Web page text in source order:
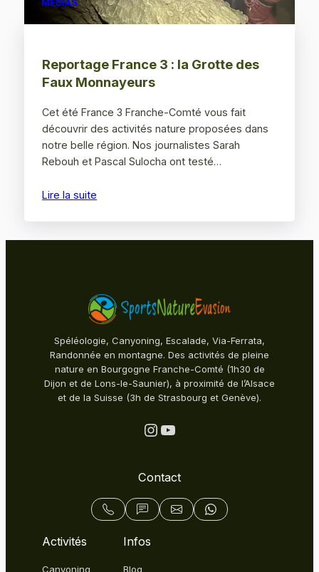
MÉDIAS
Reportage France 3 : la Grotte des
Faux Monnayeurs
Cet été France 3 Franche-Comté vous fait
découvrir des activités nature proposées dans
notre belle région. Nos journalistes Sarah
Rebouh et Pascal Sulocha ont testé…
Lire la suite
Spéléologie, Canyoning, Escalade, Via-Ferrata,
Randonnée en montagne. Des activités de pleine
nature en Bourgogne Franche-Comté (1h30 de
Dijon et de Lons-le-Saunier), à proximité de l’Alsace
et de la Suisse (3h de Strasbourg et Genève).
InstagramYouTube
Contact
Activités
Canyoning
Infos
Blog